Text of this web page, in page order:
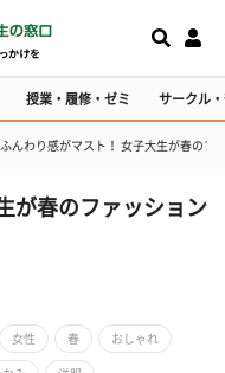
授業・履修・ゼミ サークル
ふんわり感がマスト！ 女子大生が春のフ
が春のファッション
女性 春 おしゃれ